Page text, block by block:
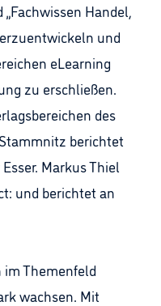
Handel,
und
eLearning
zu erschließen.
des
berichtet
Markus Thiel
und berichtet an
im Themenfeld
wachsen. Mit